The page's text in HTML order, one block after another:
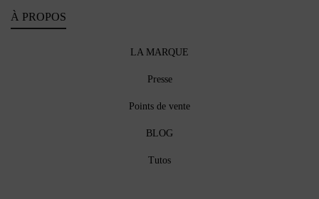
À PROPOS
LA MARQUE
Presse
Points de vente
BLOG
Tutos